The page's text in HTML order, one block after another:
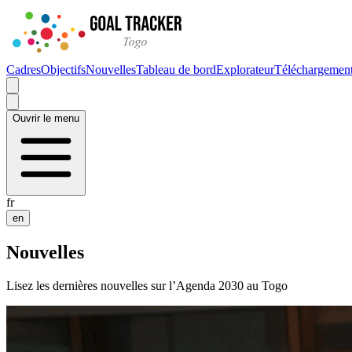
CadresObjectifsNouvellesTableau de bordExplorateur
Ouvrir le menu
fr
en
Nouvelles
Lisez les dernières nouvelles sur l’Agenda 2030 au Togo